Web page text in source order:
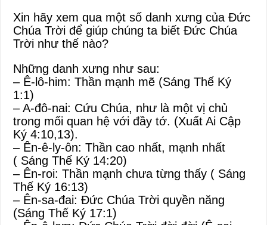
Xin hãy xem qua một số danh xưng của Đức
Chúa Trời để giúp chúng ta biết Đức Chúa
Trời như thế nào?
Những danh xưng như sau:
– Ê-lô-him: Thần mạnh mẽ (Sáng Thế Ký
1:1)
– A-đô-nai: Cứu Chúa, như là một vị chủ
trong mối quan hệ với đầy tớ. (Xuất Ai Cập
Ký 4:10,13).
– Ên-ê-ly-ôn: Thần cao nhất, mạnh nhất
( Sáng Thế Ký 14:20)
– Ên-roi: Thần mạnh chưa từng thấy ( Sáng
Thế Ký 16:13)
– Ên-sa-đai: Đức Chúa Trời quyền năng
(Sáng Thế Ký 17:1)